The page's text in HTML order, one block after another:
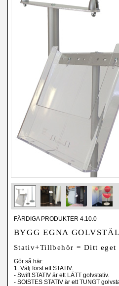
FÄRDIGA PRODUKTER 4.10.0
BYGG EGNA
Stativ+Tillbehör = Ditt
Gör så här:
1. Välj först ett STATIV.
- Swift STATIV är ett LÄTT golvstativ.
- SOISTES STATIV är ett TUNGT